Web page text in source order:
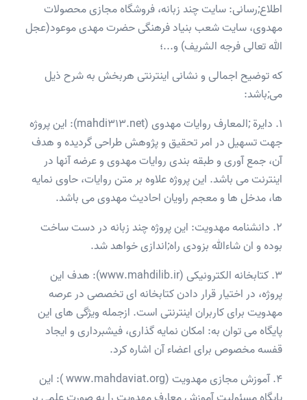
اطلاع;رسانی: سایت چند زبانه، فروشگاه مجازی محصولات
مهدوی، سایت شعب بنیاد فرهنگی حضرت مهدی موعود(عجل
الله تعالی فرجه الشریف) و...؛
که توضیح اجمالی و نشانی اینترنتی هربخش به شرح ذیل
می;باشد:
1. دایرة ;المعارف روایات مهدوی (mahdi313.net): این پروژه
جهت تسهیل در امر تحقیق و پژوهش طراحی گردیده و هدف
آن، جمع آوری و طبقه بندی روایات مهدوی و عرضه آنها در
اینترنت می باشد. این پروژه علاوه بر متن روایات، حاوی نمایه
ها، مدخل ها و معجم راویان احادیث مهدوی می باشد.
2. دانشنامه مهدویت: این پروژه چند زبانه در دست ساخت
بوده و ان شاءالله بزودی راه;اندازی خواهد شد.
3. کتابخانه الکترونیکی (www.mahdilib.ir): هدف این
پروژه، در اختیار قرار دادن کتابخانه ای تخصصی در عرصه
مهدویت برای کاربران اینترنتی است. ازجمله ویژگی های این
پایگاه می توان به: امکان نمایه گذاری، فیشبرداری و ایجاد
قفسه مخصوص برای اعضاء آن اشاره کرد.
4. آموزش مجازی مهدویت (www.mahdaviat.org ): این